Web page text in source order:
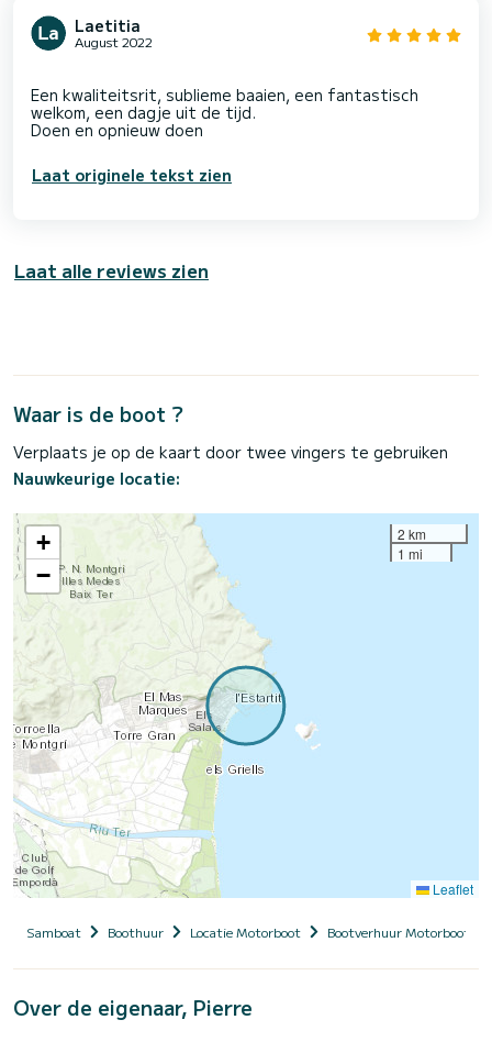
Laetitia
August 2022
Een kwaliteitsrit, sublieme baaien, een fantastisch
welkom, een dagje uit de tijd.
Laat originele tekst zien
Laat alle reviews zien
Waar is de boot ?
Verplaats je op de kaart door twee vingers te gebruiken
Nauwkeurige locatie:
+
−
2 km
1 mi
Leaflet
Samboat Boothuur Locatie Motorboot Bootverhuur Motorboot
Over de eigenaar, Pierre